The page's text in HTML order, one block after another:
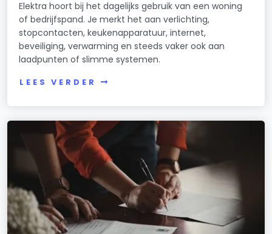
Elektra hoort bij het dagelijks gebruik van een woning
of bedrijfspand. Je merkt het aan verlichting,
stopcontacten, keukenapparatuur, internet,
beveiliging, verwarming en steeds vaker ook aan
laadpunten of slimme systemen.
LEES VERDER